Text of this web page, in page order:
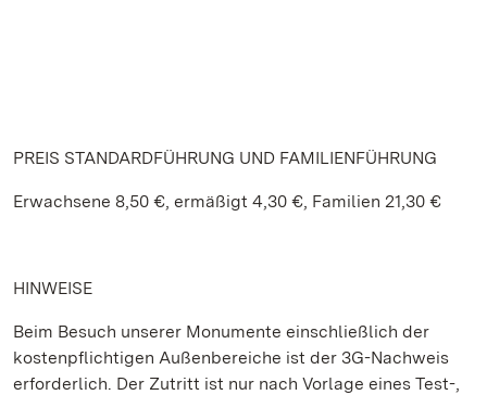
PREIS STANDARDFÜHRUNG UND FAMILIENFÜHRUNG
Erwachsene 8,50 €, ermäßigt 4,30 €, Familien 21,30 €
HINWEISE
Beim Besuch unserer Monumente einschließlich der
kostenpflichtigen Außenbereiche ist der 3G-Nachweis
erforderlich. Der Zutritt ist nur nach Vorlage eines Test-,